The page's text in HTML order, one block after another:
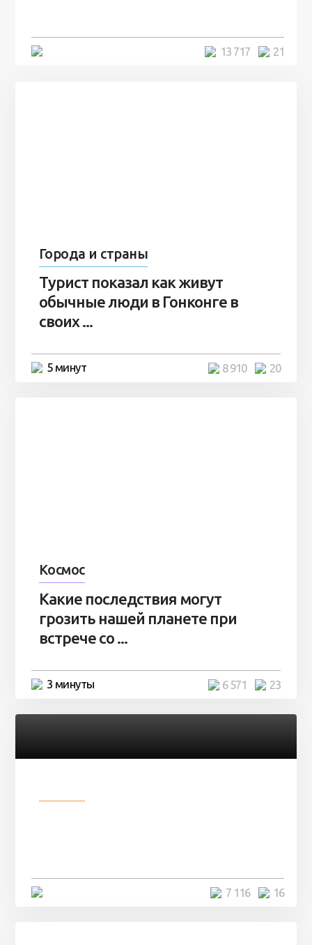
21
13 717
Города и страны
Турист показал как живут
обычные люди в Гонконге в
своих ...
5 минут 20
8 910
Космос
Какие последствия могут
грозить нашей планете при
встрече со ...
3 минуты 23
6 571
16
7 116